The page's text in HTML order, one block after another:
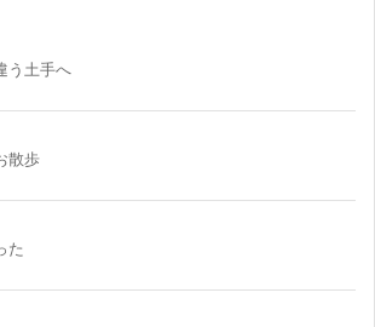
う土手へ
散歩
た